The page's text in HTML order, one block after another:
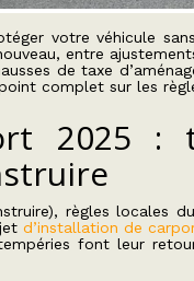
votre véhicule
entre
de taxe
complet sur les
2025 :
règles locales
d’installation de
font leur